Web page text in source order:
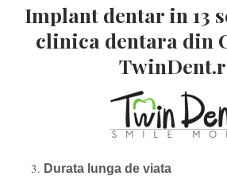
Implant dentar in 13
clinica dentara din
Durata lunga de viata